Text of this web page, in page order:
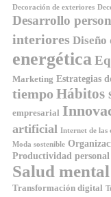
Decoración de exteriores
Desarrollo
interiores Diseño
energética
Marketing Estrategias
tiempo Hábitos
empresarial
artificial Internet de las
Moda sostenible
Productividad personal
Salud mental
Transformación digital